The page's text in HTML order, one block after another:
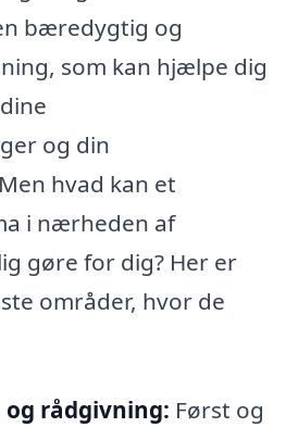
bæredygtig og
som kan hjælpe dig
og din
hvad kan et
i nærheden af
gøre for dig? Her er
områder, hvor de
rådgivning: Først og